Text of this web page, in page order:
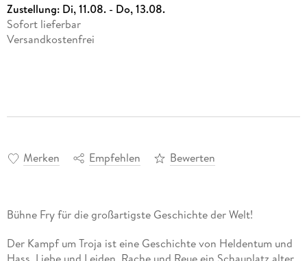
Zustellung: Di, 11.08. - Do, 13.08.
Sofort lieferbar
Versandkostenfrei
Merken Empfehlen Bewerten
Bühne Fry für die großartigste Geschichte der Welt!
Der Kampf um Troja ist eine Geschichte von Heldentum und